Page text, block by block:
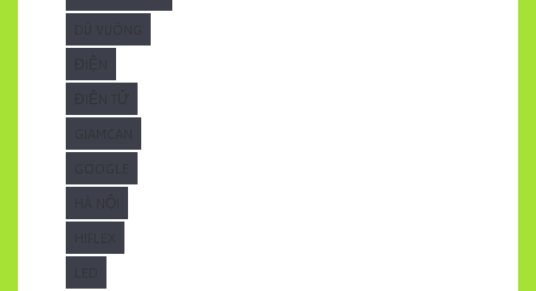
ĐIỆN
ĐIỆN TỬ
GIAMCAN
HÀ NỘI